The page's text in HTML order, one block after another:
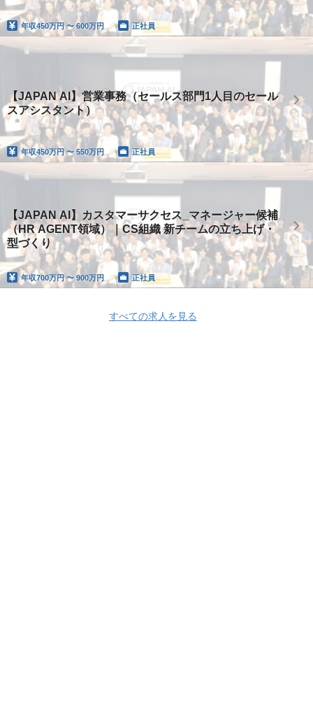
年収450万円 〜 600万円 正社員
【JAPAN AI】営業事務（セールス部門1人目のセール
スアシスタント）
年収450万円 〜 550万円 正社員
【JAPAN AI】カスタマーサクセス_マネージャー候補
（HR AGENT領域）｜CS組織 新チームの立ち上げ・
型づくり
年収700万円 〜 900万円 正社員
すべての求人を見る